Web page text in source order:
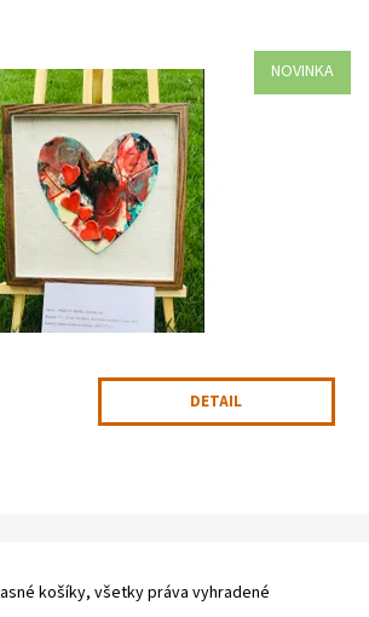
NOVINKA
keramiky na plátne a v ráme
DETAIL
košíky, všetky práva vyhradené